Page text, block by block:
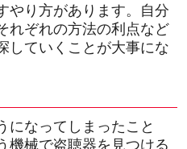
やり方があります。自分
れぞれの方法の利点など
していくことが大事にな
になってしまったこと
機械で盗聴器を見つける